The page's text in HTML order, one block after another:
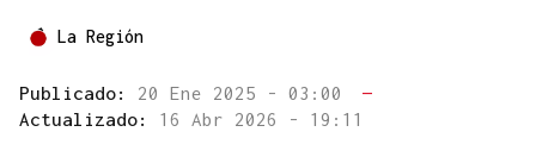
La Región
Publicado: 20 Ene 2025 - 03:00
—
Actualizado: 16 Abr 2026 - 19:11